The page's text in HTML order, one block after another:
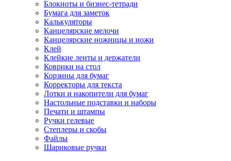
Блокноты и бизнес-тетради
Бумага для заметок
Калькуляторы
Канцелярские мелочи
Канцелярские ножницы и ножи
Клей
Клейкие ленты и держатели
Коврики на стол
Корзины для бумаг
Корректоры для текста
Лотки и накопители для бумаг
Настольные подставки и наборы
Печати и штампы
Ручки гелевые
Степлеры и скобы
Файлы
Шариковые ручки